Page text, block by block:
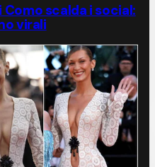
Como scalda i social:
virali